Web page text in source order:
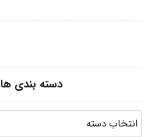
دسته بندی ها